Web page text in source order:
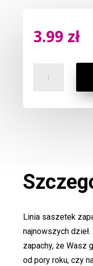
3.99 zł
Saszetka
Linia saszetek
najnowszych
zapachy, że Wasz
od pory roku, czy